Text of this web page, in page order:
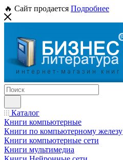
🔥 Сайт продается Подробнее
Каталог
Книги компьютерные
Книги по компьютерному железу
Книги компьютерные сети
Книги мультимедиа